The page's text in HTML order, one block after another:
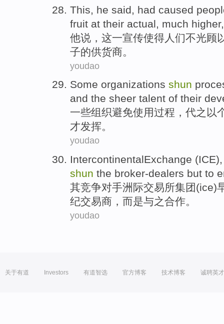
This, he said had caused
fruit at their actual much higher
他说 ， 这一宣传使得 人们不光顾
子的供货商 。
youdao
Some organizations shun
and the sheer talent of their
一些组织避免使用过程 ，代之 以
才发挥。
youdao
IntercontinentalExchange (ICE
shun the broker-dealers but to
其竞争对手洲际交易所集团(ice)
纪交易商， 而是与之合作。
youdao
关于有道 Investors 有道智选 官方博客 技术博客 诚聘英才